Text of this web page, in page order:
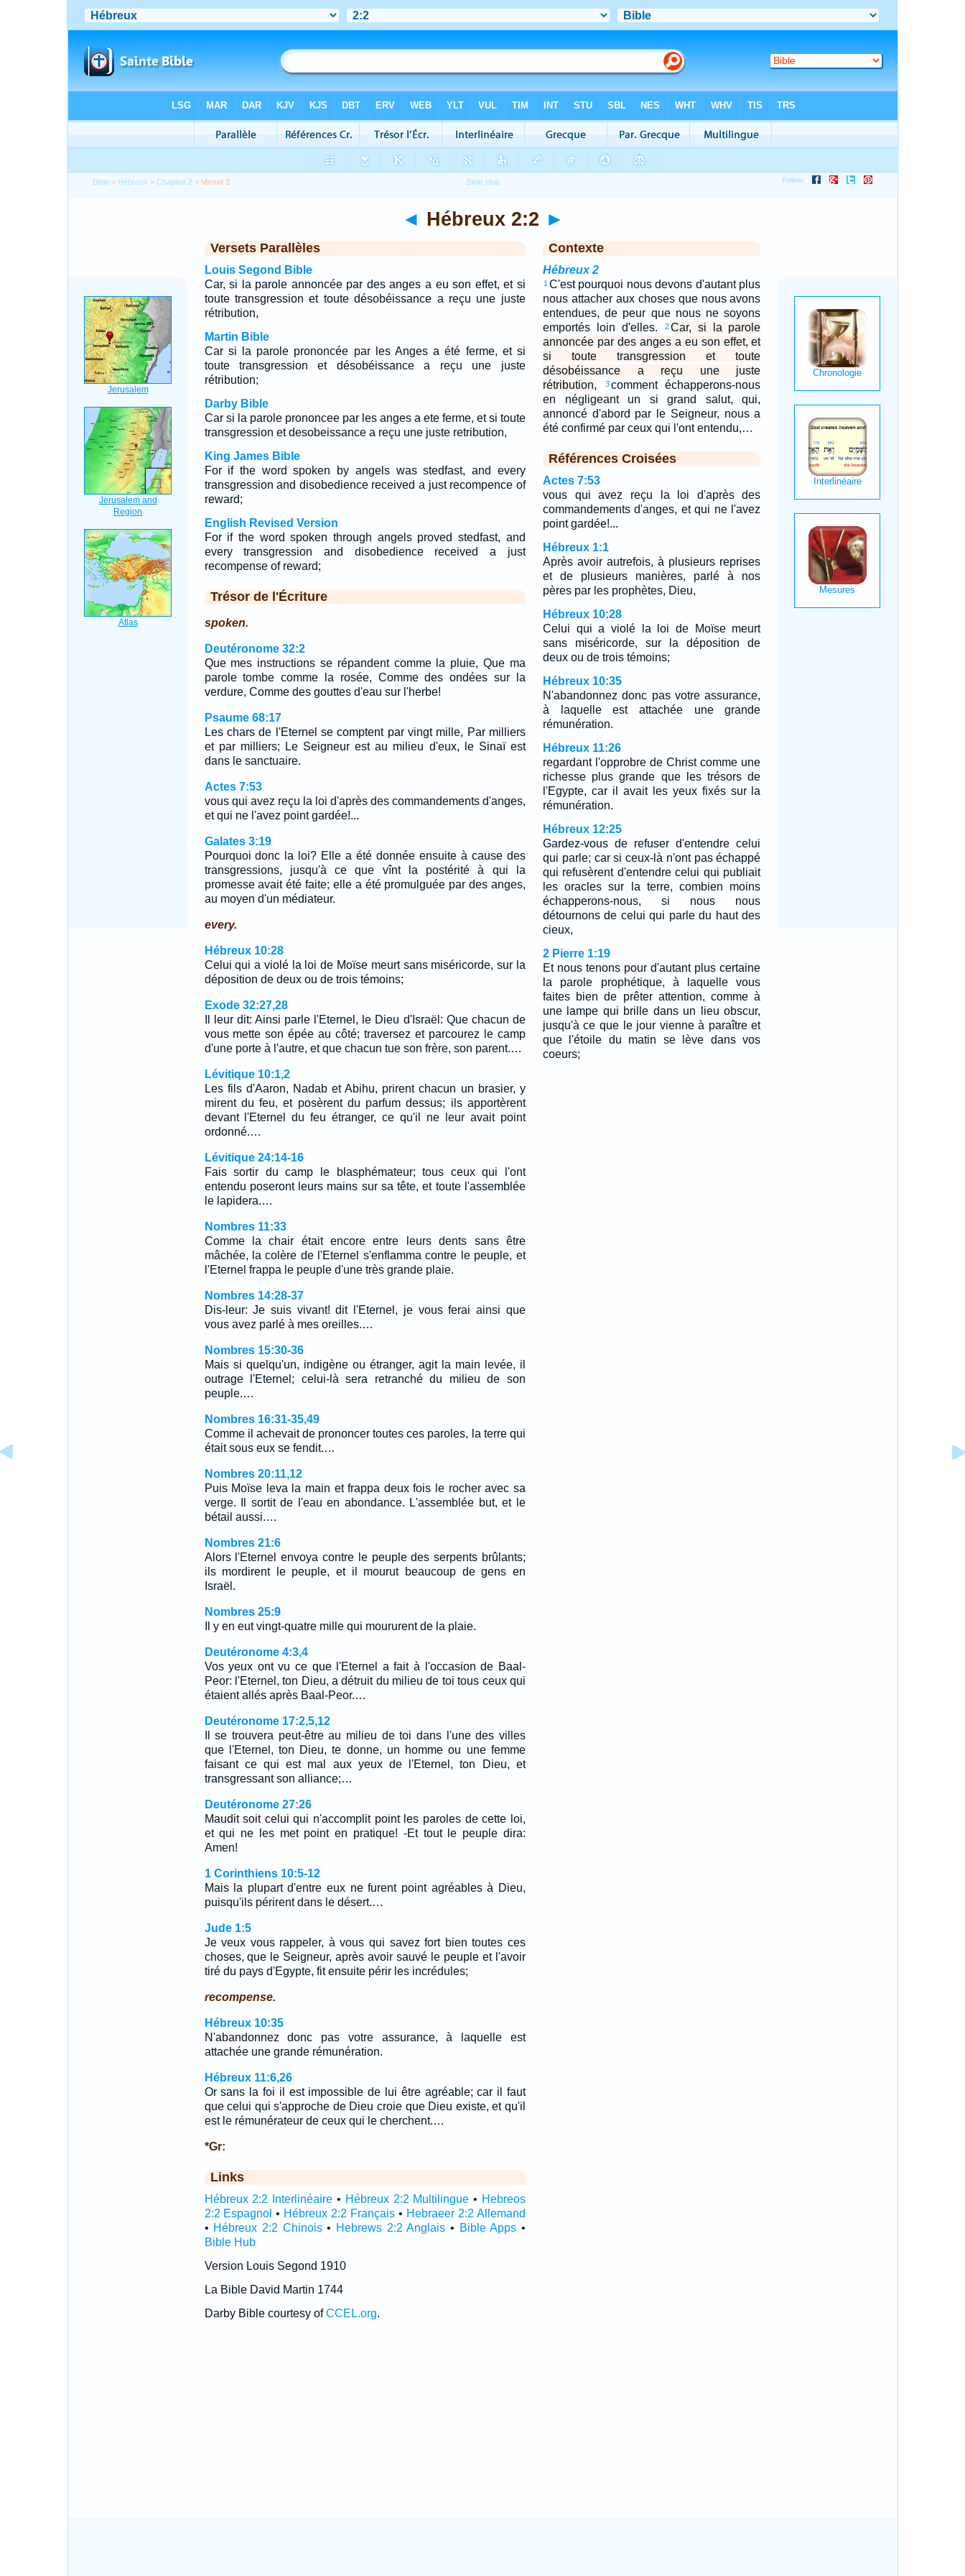
Bible > Hébreux >Chapitre 2 > Verset 2
◄ Hébreux 2:2 ►
Versets Parallèles
Louis Segond Bible
Car, si la parole annoncée par des anges a eu son effet, et si
toute transgression et toute désobéissance a reçu une juste
rétribution,
Martin Bible
Car si la parole prononcée par les Anges a été ferme, et si
toute transgression et désobéissance a reçu une juste
rétribution;
Darby Bible
Car si la parole prononcee par les anges a ete ferme, et si toute
transgression et desobeissance a reçu une juste retribution,
King James Bible
For if the word spoken by angels was stedfast, and every
transgression and disobedience received a just recompence of
reward;
English Revised Version
For if the word spoken through angels proved stedfast, and
every transgression and disobedience received a just
recompense of reward;
Trésor de l'Écriture
spoken.
Deutéronome 32:2
Que mes instructions se répandent comme la pluie, Que ma
parole tombe comme la rosée, Comme des ondées sur la
verdure, Comme des gouttes d'eau sur l'herbe!
Psaume 68:17
Les chars de l'Eternel se comptent par vingt mille, Par milliers
et par milliers; Le Seigneur est au milieu d'eux, le Sinaï est
dans le sanctuaire.
Actes 7:53
vous qui avez reçu la loi d'après des commandements d'anges,
et qui ne l'avez point gardée!...
Galates 3:19
Pourquoi donc la loi? Elle a été donnée ensuite à cause des
transgressions, jusqu'à ce que vînt la postérité à qui la
promesse avait été faite; elle a été promulguée par des anges,
au moyen d'un médiateur.
every.
Hébreux 10:28
Celui qui a violé la loi de Moïse meurt sans miséricorde, sur la
déposition de deux ou de trois témoins;
Exode 32:27,28
Il leur dit: Ainsi parle l'Eternel, le Dieu d'Israël: Que chacun de
vous mette son épée au côté; traversez et parcourez le camp
d'une porte à l'autre, et que chacun tue son frère, son parent.…
Lévitique 10:1,2
Les fils d'Aaron, Nadab et Abihu, prirent chacun un brasier, y
mirent du feu, et posèrent du parfum dessus; ils apportèrent
devant l'Eternel du feu étranger, ce qu'il ne leur avait point
ordonné.…
Lévitique 24:14-16
Fais sortir du camp le blasphémateur; tous ceux qui l'ont
entendu poseront leurs mains sur sa tête, et toute l'assemblée
le lapidera.…
Nombres 11:33
Comme la chair était encore entre leurs dents sans être
mâchée, la colère de l'Eternel s'enflamma contre le peuple, et
l'Eternel frappa le peuple d'une très grande plaie.
Nombres 14:28-37
Dis-leur: Je suis vivant! dit l'Eternel, je vous ferai ainsi que
vous avez parlé à mes oreilles.…
Nombres 15:30-36
Mais si quelqu'un, indigène ou étranger, agit la main levée, il
outrage l'Eternel; celui-là sera retranché du milieu de son
peuple.…
Nombres 16:31-35,49
Comme il achevait de prononcer toutes ces paroles, la terre qui
était sous eux se fendit.…
Nombres 20:11,12
Puis Moïse leva la main et frappa deux fois le rocher avec sa
verge. Il sortit de l'eau en abondance. L'assemblée but, et le
bétail aussi.…
Nombres 21:6
Alors l'Eternel envoya contre le peuple des serpents brûlants;
ils mordirent le peuple, et il mourut beaucoup de gens en
Israël.
Nombres 25:9
Il y en eut vingt-quatre mille qui moururent de la plaie.
Deutéronome 4:3,4
Vos yeux ont vu ce que l'Eternel a fait à l'occasion de Baal-
Peor: l'Eternel, ton Dieu, a détruit du milieu de toi tous ceux qui
étaient allés après Baal-Peor.…
Deutéronome 17:2,5,12
Il se trouvera peut-être au milieu de toi dans l'une des villes
que l'Eternel, ton Dieu, te donne, un homme ou une femme
faisant ce qui est mal aux yeux de l'Eternel, ton Dieu, et
transgressant son alliance;…
Deutéronome 27:26
Maudit soit celui qui n'accomplit point les paroles de cette loi,
et qui ne les met point en pratique! -Et tout le peuple dira:
Amen!
1 Corinthiens 10:5-12
Mais la plupart d'entre eux ne furent point agréables à Dieu,
puisqu'ils périrent dans le désert.…
Jude 1:5
Je veux vous rappeler, à vous qui savez fort bien toutes ces
choses, que le Seigneur, après avoir sauvé le peuple et l'avoir
tiré du pays d'Egypte, fit ensuite périr les incrédules;
recompense.
Hébreux 10:35
N'abandonnez donc pas votre assurance, à laquelle est
attachée une grande rémunération.
Hébreux 11:6,26
Or sans la foi il est impossible de lui être agréable; car il faut
que celui qui s'approche de Dieu croie que Dieu existe, et qu'il
est le rémunérateur de ceux qui le cherchent.…
*Gr:
Links
Hébreux 2:2 Interlinéaire • Hébreux 2:2 Multilingue • Hebreos
2:2 Espagnol • Hébreux 2:2 Français • Hebraeer 2:2 Allemand
• Hébreux 2:2 Chinois• Hebrews 2:2 Anglais • Bible Apps •
Bible Hub
Version Louis Segond 1910
La Bible David Martin 1744
Darby Bible courtesy ofCCEL.org.
Contexte
Hébreux 2
1 C'est pourquoi nous devons d'autant plus
nous attacher aux choses que nous avons
entendues, de peur que nous ne soyons
emportés loin d'elles.
2Car, si la parole
annoncée par des anges a eu son effet, et
si toute transgression et toute
désobéissance a reçu une juste
rétribution,
3comment échapperons-nous
en négligeant un si grand salut, qui,
annoncé d'abord par le Seigneur, nous a
été confirmé par ceux qui l'ont entendu,…
Références Croisées
Actes 7:53
vous qui avez reçu la loi d'après des
commandements d'anges, et qui ne l'avez
point gardée!...
Hébreux 1:1
Après avoir autrefois, à plusieurs reprises
et de plusieurs manières, parlé à nos
pères par les prophètes, Dieu,
Hébreux 10:28
Celui qui a violé la loi de Moïse meurt
sans miséricorde, sur la déposition de
deux ou de trois témoins;
Hébreux 10:35
N'abandonnez donc pas votre assurance,
à laquelle est attachée une grande
rémunération.
Hébreux 11:26
regardant l'opprobre de Christ comme une
richesse plus grande que les trésors de
l'Egypte, car il avait les yeux fixés sur la
rémunération.
Hébreux 12:25
Gardez-vous de refuser d'entendre celui
qui parle; car si ceux-là n'ont pas échappé
qui refusèrent d'entendre celui qui publiait
les oracles sur la terre, combien moins
échapperons-nous, si nous nous
détournons de celui qui parle du haut des
cieux,
2 Pierre 1:19
Et nous tenons pour d'autant plus certaine
la parole prophétique, à laquelle vous
faites bien de prêter attention, comme à
une lampe qui brille dans un lieu obscur,
jusqu'à ce que le jour vienne à paraître et
que l'étoile du matin se lève dans vos
coeurs;